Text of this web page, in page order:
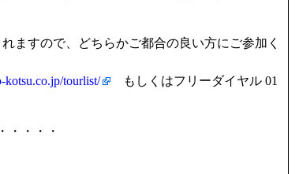
ますので、どちらかご都合の良い方にご参加く
tourlist/
もしくはフリーダイヤル 01
・・・・